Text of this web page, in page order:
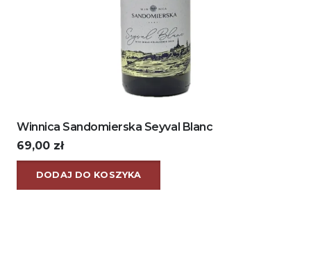
Winnica Sandomierska Seyval Blanc
69,00 zł
DODAJ DO KOSZYKA